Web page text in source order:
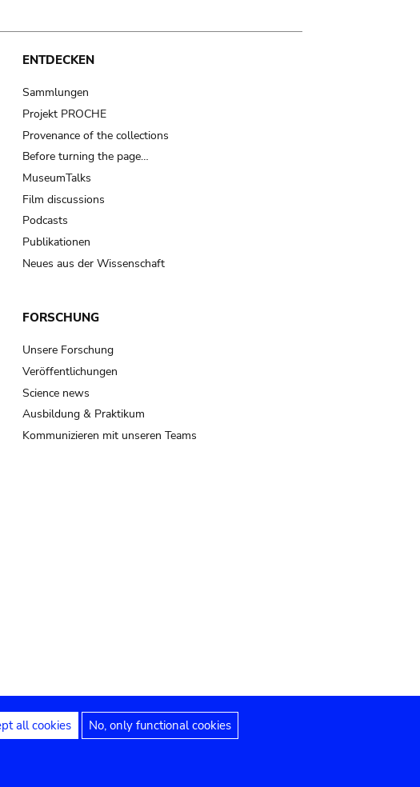
ENTDECKEN
Sammlungen
Projekt PROCHE
Provenance of the collections
Before turning the page…
MuseumTalks
Film discussions
Podcasts
Publikationen
Neues aus der Wissenschaft
FORSCHUNG
Unsere Forschung
Veröffentlichungen
Science news
Ausbildung & Praktikum
Kommunizieren mit unseren Teams
Rechtliche Hinweise Erklärung zur Barrierefreiheit
all cookies No, only functional cookies